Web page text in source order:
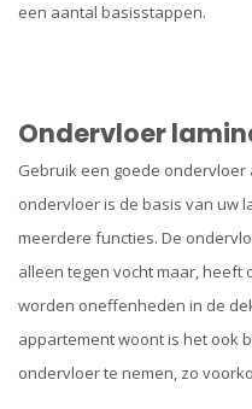
een aantal basisstappen.
Ondervloer
Gebruik een goede ondervloer
ondervloer is de basis van uw
meerdere functies. De
alleen tegen vocht maar, heeft
worden oneffenheden in de
appartement woont is het ook
ondervloer te nemen, zo